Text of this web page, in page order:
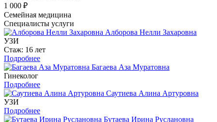
1 000 ₽
Семейная медицина
Специалисты услуги
Алборова Нелли Захаровна
УЗИ
Стаж: 16 лет
Подробнее
Багаева Аза Муратовна
Гинеколог
Подробнее
Саутиева Алина Артуровна
УЗИ
Подробнее
Бутаева Ирина Руслановна